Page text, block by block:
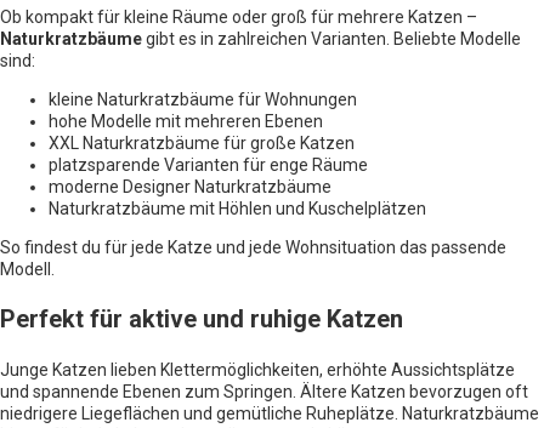
Ob kompakt für kleine Räume oder groß für mehrere Katzen –
Naturkratzbäumegibt es in zahlreichen Varianten. Beliebte Modelle
sind:
kleine Naturkratzbäume für Wohnungen
hohe Modelle mit mehreren Ebenen
XXL Naturkratzbäume für große Katzen
platzsparende Varianten für enge Räume
moderne Designer Naturkratzbäume
Naturkratzbäume mit Höhlen und Kuschelplätzen
So findest du für jede Katze und jede Wohnsituation das passende
Modell.
Perfekt für aktive und ruhige Katzen
Junge Katzen lieben Klettermöglichkeiten, erhöhte Aussichtsplätze
und spannende Ebenen zum Springen. Ältere Katzen bevorzugen oft
niedrigere Liegeflächen und gemütliche Ruheplätze. Naturkratzbäume